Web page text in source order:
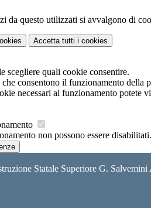
da questo utilizzati si avvalgono di
Accetta tutti i cookies
scegliere quali cookie consentire.
consentono il funzionamento della
necessari al funzionamento potete
non possono essere
Statale Superiore G. Salvemini